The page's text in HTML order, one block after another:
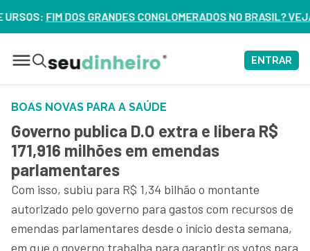
CONGLOMERADOS NO BRASIL? VEJA ERROS DE 3 DELES –
ENTRAR
BOAS NOVAS PARA A SAÚDE
Governo publica D.O extra e libera R$
171,916 milhões em emendas
parlamentares
Com isso, subiu para R$ 1,34 bilhão o montante
autorizado pelo governo para gastos com recursos de
emendas parlamentares desde o início desta semana,
em que o governo trabalha para garantir os votos para